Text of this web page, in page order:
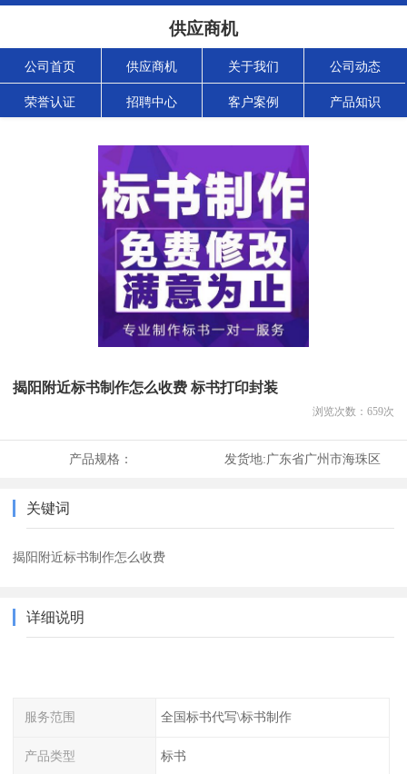
供应商机
公司首页 供应商机 关于我们 公司动态
荣誉认证 招聘中心 客户案例 产品知识
揭阳附近标书制作怎么收费 标书打印封装
浏览次数： 659次
产品规格： 发货地:广东省广州市海珠区
关键词
揭阳附近标书制作怎么收费
详细说明
服务范围 全国标书代写\标书制作
产品类型 标书